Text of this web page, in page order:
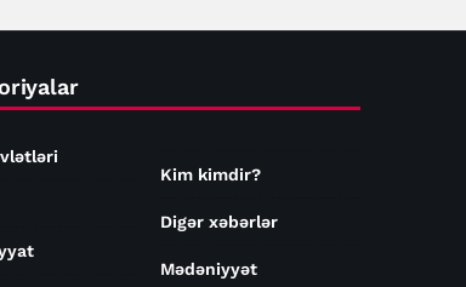
Kim kimdir?
Digər xəbərlər
Mədəniyyət